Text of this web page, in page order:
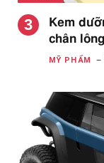
Kem
chân
MỸ PHẨM